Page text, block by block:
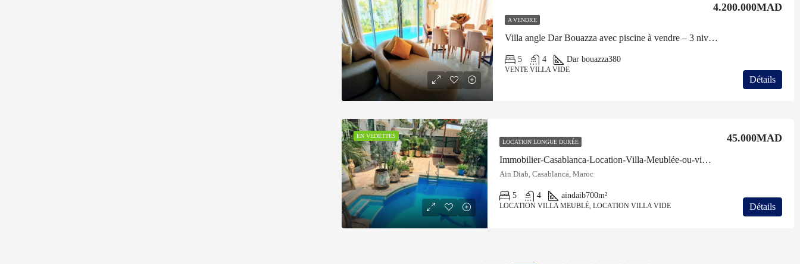
A VENDRE
Villa angle Dar Bouazza avec piscine à vendre – 3 niveaux
4.200.000MAD
5 4 Dar bouazza380
VENTE VILLA VIDE
Détails
EN VEDETTES
LOCATION LONGUE DURÉE
Immobilier-Casablanca-Location-Villa-Meublée-ou-vide-Ain Diab
45.000MAD
Ain Diab, Casablanca, Maroc
5 4 aindaib700m²
LOCATION VILLA MEUBLÉ, LOCATION VILLA VIDE Détails